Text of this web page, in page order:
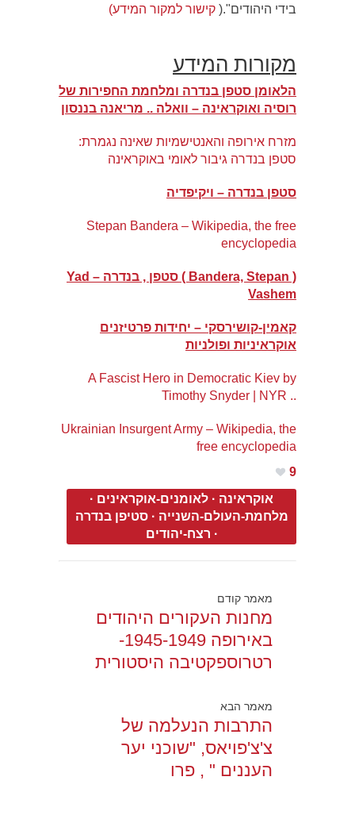
בידי היהודים".( קישור למקור המידע)
מקורות המידע
הלאומן סטפן בנדרה ומלחמת החפירות של
רוסיה ואוקראינה – וואלה .. מריאנה בננסון
מזרח אירופה והאנטישמיות שאינה נגמרת:
סטפן בנדרה גיבור לאומי באוקראינה
סטפן בנדרה – ויקיפדיה
Stepan Bandera – Wikipedia, the free
encyclopedia
( Bandera, Stepan ) סטפן , בנדרה – Yad
Vashem
קאמין-קושירסקי – יחידות פרטיזנים
אוקראיניות ופולניות
A Fascist Hero in Democratic Kiev by
Timothy Snyder | NYR ..
Ukrainian Insurgent Army – Wikipedia, the
free encyclopedia
9
אוקראינה · לאומנים-אוקראינים ·
מלחמת-העולם-השנייה ·סטיפן בנדרה
· רצח-יהודים
מאמר קודם
מחנות העקורים היהודים
באירופה 1945-1949-
רטרוספקטיבה היסטורית
מאמר הבא
התרבות הנעלמה של
צ'צ'פויאס, "שוכני יער
העננים " , פרו